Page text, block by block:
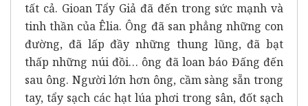
tất cả. Gioan Tẩy Giả đã đến trong sức mạnh và
tinh thần của Êlia. Ông đã san phẳng những con
đường, đã lấp đầy những thung lũng, đã bạt
thấp những núi đồi… ông đã loan báo Đấng đến
sau ông. Người lớn hơn ông, cầm sàng sẵn trong
tay, tẩy sạch các hạt lúa phơi trong sân, đốt sạch